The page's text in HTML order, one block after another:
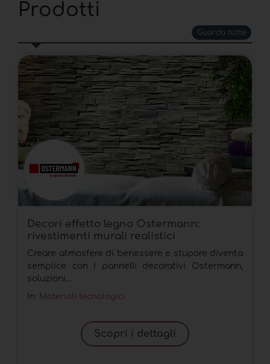
Prodotti
Guarda tutte
Decori effetto legno Ostermann:
rivestimenti murali realistici
Creare atmosfere di benessere e stupore diventa
semplice con i pannelli decorativi Ostermann,
soluzioni...
In: Materiali tecnologici
Scopri i dettagli